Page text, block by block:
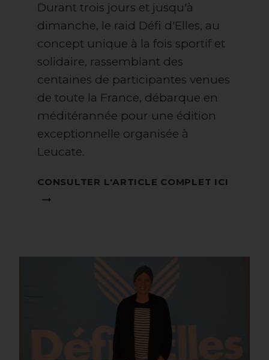
Durant trois jours et jusqu'à
dimanche, le raid Défi d'Elles, au
concept unique à la fois sportif et
solidaire, rassemblant des
centaines de participantes venues
de toute la France, débarque en
méditérannée pour une édition
exceptionnelle organisée à
Leucate.
CONSULTER L'ARTICLE COMPLET ICI